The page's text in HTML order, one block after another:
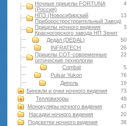
4
Ночные прицелы FORTUNA
(Россия)
13
НПЗ (Новосибирский
Приборостростроительный Завод)
3
Прицелы ночного видения
Красногорского завода НП Зенит
50
Дедал (DEDAL)
26
INFRATECH
22
Прицелы СОТ-современные
оптические технологии
5
Combat
76
Pulsar Yukon
19
Диполь
73
Бинокли и очки ночного видения
49
Тепловизоры
47
Монокуляры ночного видения
20
Насадки ночного видения
38
Подсветки ночного видения